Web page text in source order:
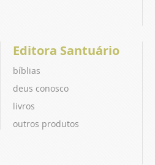
Editora Santuário
bíblias
deus conosco
livros
outros produtos